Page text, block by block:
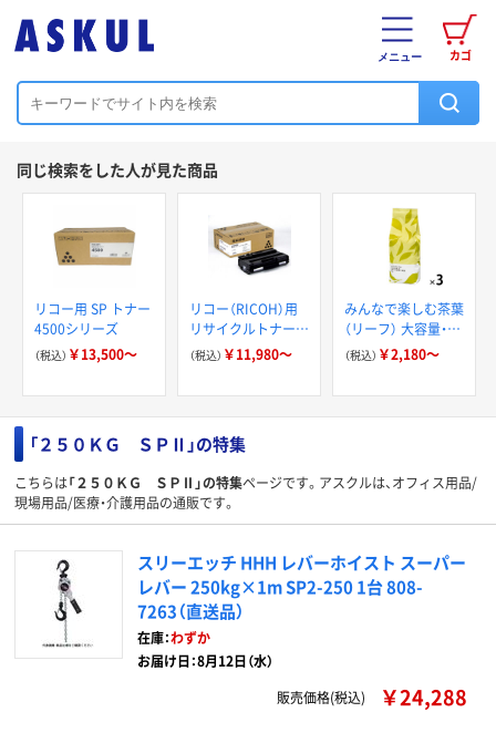
カゴ
メニュー
同じ検索をした人が見た商品
リコー用 SP トナー
4500シリーズ
（税込） ￥13,500～
リコー（RICOH）用
リサイクルトナー
SP 3700H
（税込） ￥11,980～
みんなで楽しむ茶葉
（リーフ） 大容量・業
務用 日本茶 緑
茶 煎茶 玄米茶
（税込） ￥2,180～
「２５０ＫＧ ＳＰⅡ」の特集
こちらは「２５０ＫＧ ＳＰⅡ」の特集ページです。アスクルは、オフィス用品/
現場用品/医療・介護用品の通販です。
スリーエッチ HHH レバーホイスト スーパー
レバー 250kg×1m SP2-250 1台 808-
7263（直送品）
在庫：わずか
お届け日：8月12日（水）
販売価格(税込)
￥24,288